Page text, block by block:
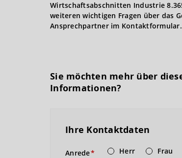
Wirtschaftsabschnitten Industrie
weiteren wichtigen Fragen über das
Ansprechpartner im Kontaktformular.
Sie möchten mehr über
Informationen?
Ihre Kontaktdaten
Anrede Herr Frau